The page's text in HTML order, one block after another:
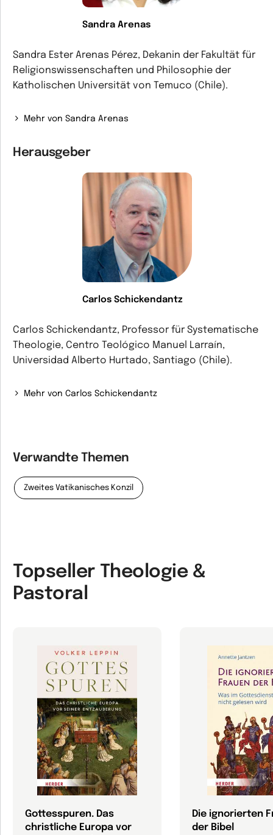
Sandra Arenas
Sandra Ester Arenas Pérez, Dekanin der Fakultät für
Religionswissenschaften und Philosophie der
Katholischen Universität von Temuco (Chile).
Mehr von Sandra Arenas
Herausgeber
Carlos Schickendantz
Carlos Schickendantz, Professor für Systematische
Theologie, Centro Teológico Manuel Larraín,
Universidad Alberto Hurtado, Santiago (Chile).
Mehr von Carlos Schickendantz
Verwandte Themen
Zweites Vatikanisches Konzil
Topseller Theologie &
Pastoral
Gottesspuren. Das
christliche Europa vor
Die ignorierten
der Bibel